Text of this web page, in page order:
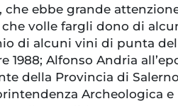
che ebbe grande
che volle fargli dono di
di alcuni vini di punta
1988; Alfonso Andria
della Provincia di
Archeologica e